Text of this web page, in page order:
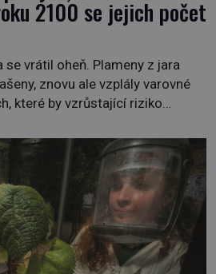
2100 se jejich počet
se vrátil oheň. Plameny z jara
znovu ale vzplály varovné
které by vzrůstající riziko
pouze vzdáleného
se klimatem, vysušenou
zásahů se z nich stává